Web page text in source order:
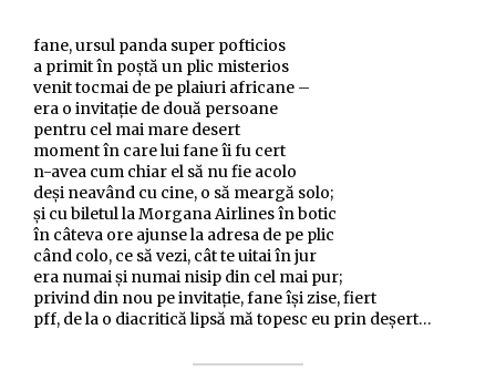
fane, ursul panda super pofticios
a primit în poştă un plic misterios
venit tocmai de pe plaiuri africane –
era o invitaţie de două persoane
pentru cel mai mare desert
moment în care lui fane îi fu cert
n-avea cum chiar el să nu fie acolo
deşi neavând cu cine, o să meargă solo;
şi cu biletul la Morgana Airlines în botic
în câteva ore ajunse la adresa de pe plic
când colo, ce să vezi, cât te uitai în jur
era numai şi numai nisip din cel mai pur;
privind din nou pe invitaţie, fane îşi zise, fiert
pff, de la o diacritică lipsă mă topesc eu prin deşert…